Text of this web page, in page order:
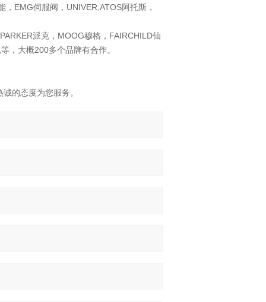
EMG伺服阀，UNIVER,ATOS阿托斯，
派克，MOOG穆格，FAIRCHILD仙
，大概200多个品牌有合作。
的态度为您服务。